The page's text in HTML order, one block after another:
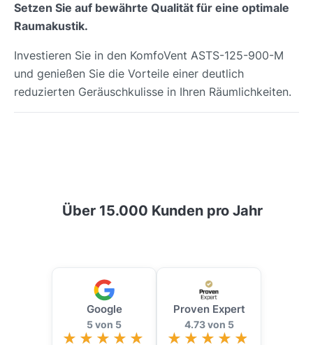
Setzen Sie auf bewährte Qualität für eine optimale
Raumakustik.
Investieren Sie in den KomfoVent ASTS-125-900-M
und genießen Sie die Vorteile einer deutlich
reduzierten Geräuschkulisse in Ihren Räumlichkeiten.
Über 15.000 Kunden pro Jahr
Google
5 von 5
Proven Expert
4.73 von 5